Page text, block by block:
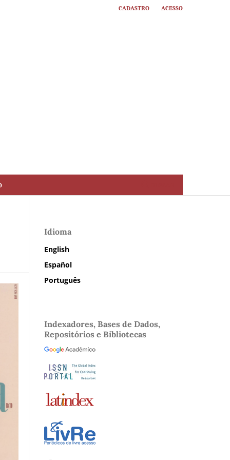
Cadastro Acesso
Idioma
English
Español
Português
Indexadores, Bases de Dados,
Repositórios e Bibliotecas